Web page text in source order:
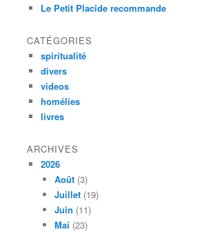
Le Petit Placide recommande
CATÉGORIES
spiritualité
divers
videos
homélies
livres
ARCHIVES
2026
Août (3)
Juillet (19)
Juin (11)
Mai (23)